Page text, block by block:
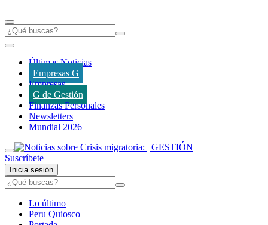
Últimas Noticias
Empresas G
Empresas
G de Gestión
Finanzas Personales
Newsletters
Mundial 2026
Suscríbete
Inicia sesión
Lo último
Peru Quiosco